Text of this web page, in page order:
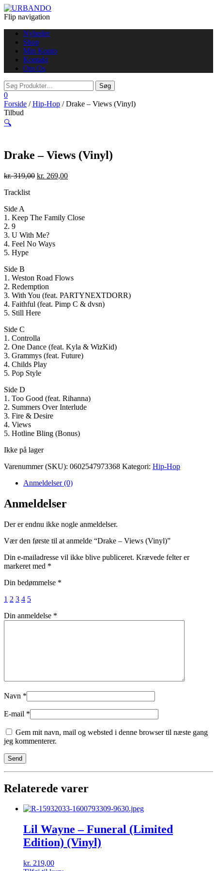
Flip navigation
Nyheder
Shop
Min Konto
Kontakt
Om Os
0
Forside /Hip-Hop / Drake – Views (Vinyl)
Tilbud
🔍
Drake – Views (Vinyl)
kr.319,00 kr. 269,00
Tracklist
Side A
1. Keep The Family Close
2. 9
3. U With Me?
4. Feel No Ways
5. Hype
Side B
1. Weston Road Flows
2. Redemption
3. With You (feat. PARTYNEXTDORR)
4. Faithful (feat. Pimp C & dvsn)
5. Still Here
Side C
1. Controlla
2. One Dance (feat. Kyla & WizKid)
3. Grammys (feat. Future)
4. Childs Play
5. Pop Style
Side D
1. Too Good (feat. Rihanna)
2. Summers Over Interlude
3. Fire & Desire
4. Views
5. Hotline Bling (Bonus)
Ikke på lager
Varenummer (SKU): 0602547973368 Kategori: Hip-Hop
Anmeldelser (0)
Anmeldelser
Der er endnu ikke nogle anmeldelser.
Vær den første til at anmelde “Drake – Views (Vinyl)”
Din e-mailadresse vil ikke blive publiceret. Krævede felter er
markeret med *
Din bedømmelse *
1 2 3 4 5
Din anmeldelse *
Navn *
E-mail *
Gem mit navn, mail og websted i denne browser til næste gang
jeg kommenterer.
Relaterede varer
Lil Wayne – Funeral (Limited
Edition) (Vinyl)
kr. 219,00